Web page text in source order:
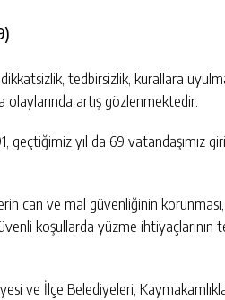
tedbirsizlik, kurallara
artış gözlenmektedir.
geçtiğimiz yıl da 69
can ve mal güvenliğinin
koşullarda yüzme ihtiyaçlarının
ve İlçe Belediyeleri,